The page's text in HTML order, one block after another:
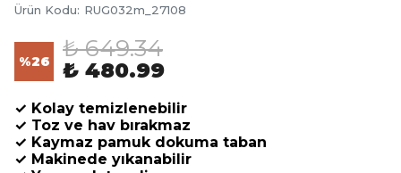
Ürün Kodu: RUG032m_27108
%26 ₺ 649.34
₺ 480.99
✓ Kolay temizlenebilir
✓ Toz ve hav bırakmaz
✓ Kaymaz pamuk dokuma taban
✓ Makinede yıkanabilir